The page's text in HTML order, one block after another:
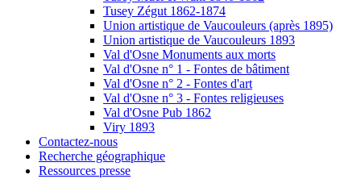
Tusey Zégut 1862-1874
Union artistique de Vaucouleurs (après 1895)
Union artistique de Vaucouleurs 1893
Val d'Osne Monuments aux morts
Val d'Osne n° 1 - Fontes de bâtiment
Val d'Osne n° 2 - Fontes d'art
Val d'Osne n° 3 - Fontes religieuses
Val d'Osne Pub 1862
Viry 1893
Contactez-nous
Recherche géographique
Ressources presse